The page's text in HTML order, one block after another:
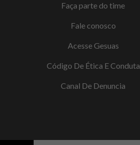
Faça parte do time
Fale conosco
Acesse Gesuas
Código De Ética E Conduta
Canal De Denuncia